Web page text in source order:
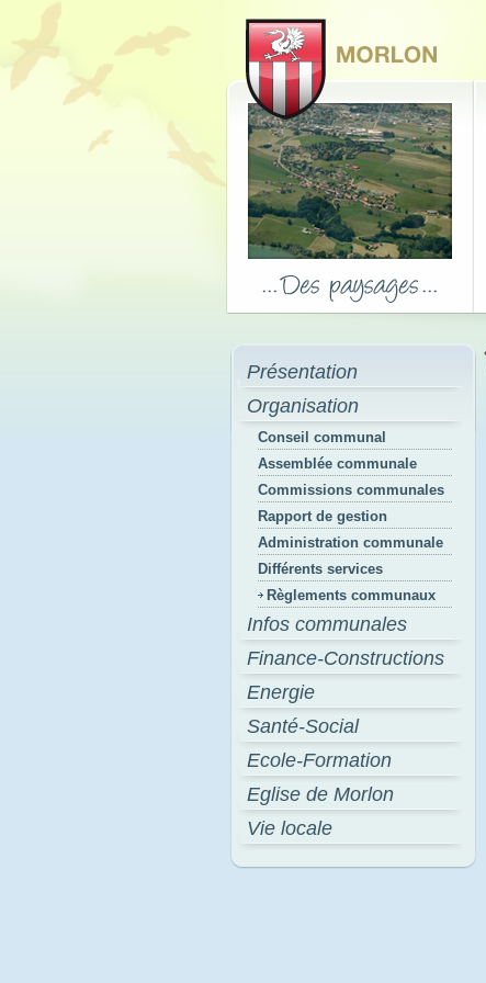
Présentation
Organisation
Conseil communal
Assemblée communale
Commissions communales
Rapport de gestion
Administration communale
Différents services
Règlements communaux
Infos communales
Finance-Constructions
Energie
Santé-Social
Ecole-Formation
Eglise de Morlon
Vie locale